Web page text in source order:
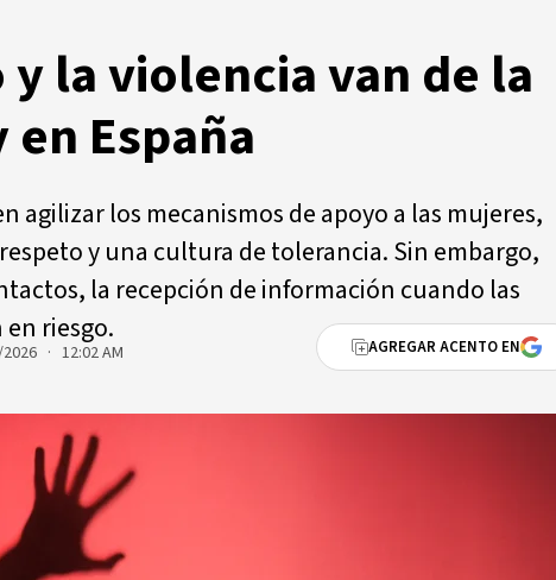
la violencia van de la
España
agilizar los mecanismos de apoyo a las mujeres,
y una cultura de tolerancia. Sin embargo,
la recepción de información cuando las
riesgo.
· 12:02 AM AGREGAR ACENTO EN